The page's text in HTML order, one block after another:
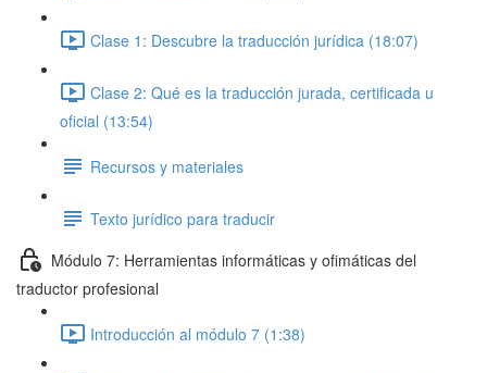
Clase 1: Descubre la traducción jurídica (18:07)
Clase 2: Qué es la traducción jurada, certificada u
oficial (13:54)
Recursos y materiales
Texto jurídico para traducir
Módulo 7: Herramientas informáticas y ofimáticas del
traductor profesional
Introducción al módulo 7 (1:38)